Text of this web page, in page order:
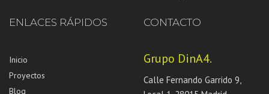
ENLACES RÁPIDOS
Inicio
Proyectos
Blog
CONTACTO
Grupo DinA4.
Calle Fernando Garrido 9,